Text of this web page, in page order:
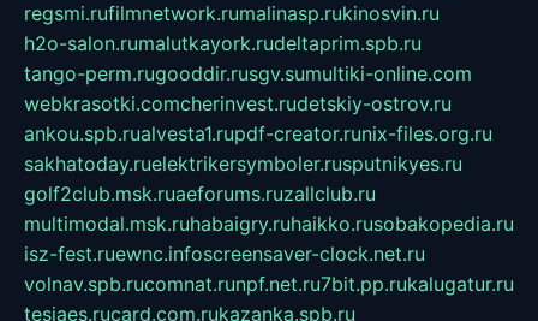
regsmi.rufilmnetwork.rumalinasp.rukinosvin.ru
h2o-salon.rumalutkayork.rudeltaprim.spb.ru
tango-perm.rugooddir.rusgv.sumultiki-online.com
webkrasotki.comcherinvest.rudetskiy-ostrov.ru
ankou.spb.rualvesta1.rupdf-creator.runix-files.org.ru
sakhatoday.ruelektrikersymboler.rusputnikyes.ru
golf2club.msk.ruaeforums.ruzallclub.ru
multimodal.msk.ruhabaigry.ruhaikko.rusobakopedia.ru
isz-fest.ruewnc.infoscreensaver-clock.net.ru
volnav.spb.rucomnat.runpf.net.ru7bit.pp.rukalugatur.ru
tesiaes.rucard.com.rukazanka.spb.ru